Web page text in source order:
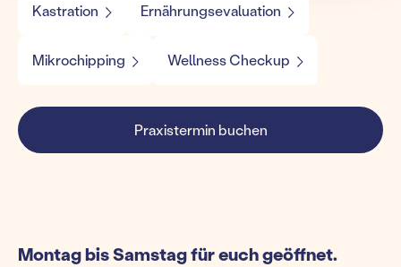
Kastration Ernährungsevaluation
Mikrochipping Wellness Checkup
Praxistermin buchen
Montag bis Samstag für euch geöffnet.